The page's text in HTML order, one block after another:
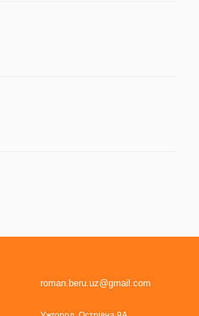
roman.beru.uz@gmail.com